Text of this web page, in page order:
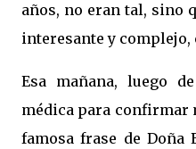
años, no eran tal, sino
interesante y complejo,
Esa mañana, luego
médica para confirmar
famosa frase de Doña